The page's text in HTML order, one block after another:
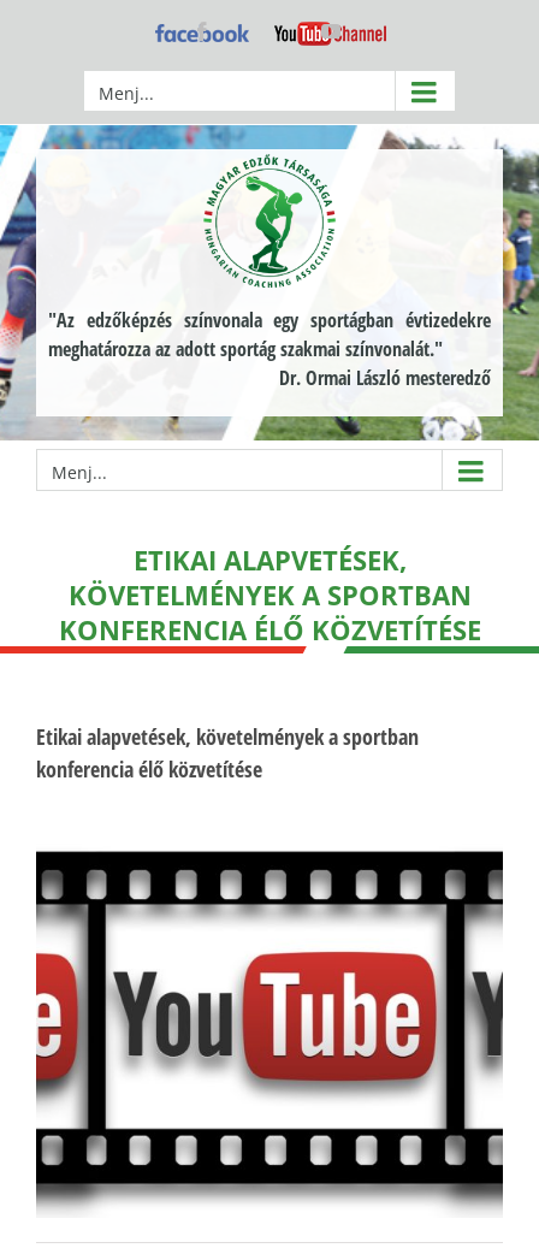
Facebook YouTube
Menj...
"Az edzőképzés színvonala egy sportágban évtizedekre
meghatározza az adott sportág szakmai színvonalát."
Dr. Ormai László mesteredző
Menj...
ETIKAI ALAPVETÉSEK,
KÖVETELMÉNYEK A SPORTBAN
KONFERENCIA ÉLŐ KÖZVETÍTÉSE
Etikai alapvetések, követelmények a sportban
konferencia élő közvetítése